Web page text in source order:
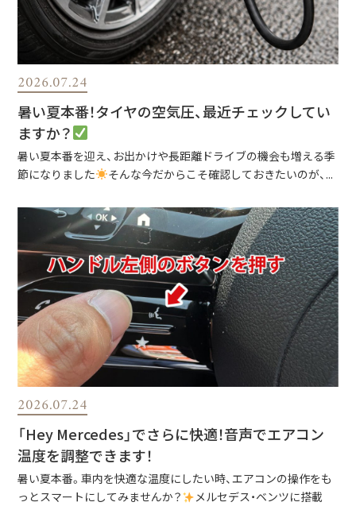
2026.07.24
暑い夏本番！タイヤの空気圧、最近チェックしてい
ますか？
暑い夏本番を迎え、お出かけや長距離ドライブの機会も増える季
節になりました
そんな今だからこそ確認しておきたいのが、...
2026.07.24
「Hey Mercedes」でさらに快適！音声でエアコン
温度を調整できます！
暑い夏本番。車内を快適な温度にしたい時、エアコンの操作をも
っとスマートにしてみませんか？
メルセデス・ベンツに搭載